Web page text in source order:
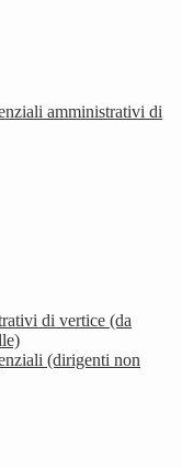
amministrativi di
di vertice (da
(dirigenti non